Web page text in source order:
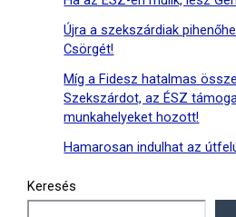
Újra a szekszárdiak
Csörgét!
Míg a Fidesz hatalmas
Szekszárdot, az ÉSZ
munkahelyeket hozott!
Hamarosan indulhat az
Keresés